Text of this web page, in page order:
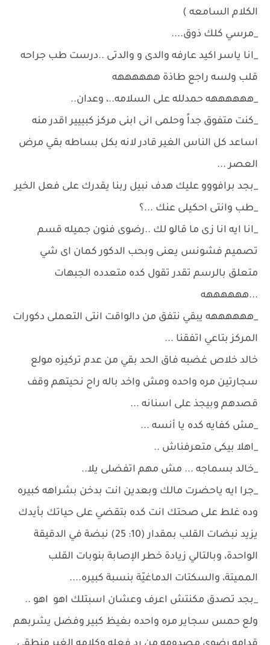
الكلام السامعه )
_مرسي كلك ذوق....
_انا ياسر اكيد عارفه والدى و والدتى ..درست طب جراحه
قلب ولسه راجع طاذة ههههههه
_ههههههه حمدلله على السلامه..، وعدان..
_كنت متفوق جداً وحلمى انى ابنى مركز كبييير اقدر منه
اساعد كل الناس الغير قادر لانه بكل بساطه بقي مرض
العصر ...
_بجد برافووو عليك هدف نبيل ربنا يقدرك على فعل الخير
_طب وانتى احكيلى عنك ...؟
_انا ايه انا زى ما قالو لك ..رضوى فنون جميله قسم
تصميم فشونس يعنى وبحب الدكور كمان اى شي
متعلق بالرسم تقدر تقول كده متعدده الجبهات
...ههههههه
_ههههههه يبقي نتفق من دالواقت انتى التعملى دكورات
المركز بتاعي اتفقنا ...
خالد خلاص غضبه فاق الحد بقي من عدم تركيزه مولع
سجارتين مره واحده ومش واخد باله راح نحيتهم وقف
قصدهم وبيجذ على اسنانه ...
_مش كفايه كده يا أنسه ...
_اهلا بيكى متعرفناش ..
_خالد بسماجه ... مش مهم اتفضلى يلا..
_جرا ايه ياحضرت مالك وبعدين انت بدخن بشراهه كبيره
وده غلط على صحتك انت كده بتقضي على حياتك بأيدك
يزيد نبضات القلب بمقدار (10: 25) نبضة في الدقيقة
الواحدة، وبالتالي زيادة خطر الإصابة بنوبات القلب
المميتة، والسكتات الدماغيّة بنسبة كبيره....
_بجد تصدق مكنتش اعرف وعشان اسبتلك اهو اهو ..
ولع حمس سجاير مره واحده بغيظ كبير وفضل يشربهم